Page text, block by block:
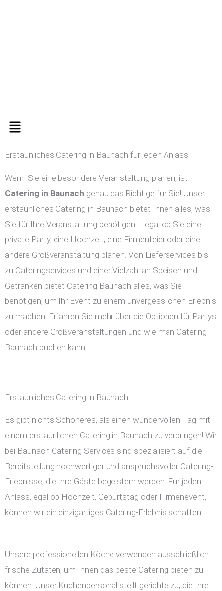
Menü
Erstaunliches Catering in Baunach für jeden Anlass
Wenn Sie eine besondere Veranstaltung planen, ist
Catering in Baunach genau das Richtige für Sie! Unser
erstaunliches Catering in Baunach bietet Ihnen alles, was
Sie für Ihre Veranstaltung benötigen – egal ob Sie eine
private Party, eine Hochzeit, eine Firmenfeier oder eine
andere Großveranstaltung planen. Von Lieferservices bis
zu Cateringservices und einer Vielzahl an Speisen und
Getränken bietet Catering Baunach alles, was Sie
benötigen, um Ihr Event zu einem unvergesslichen Erlebnis
zu machen! Erfahren Sie mehr über die Optionen für Partys
oder andere Großveranstaltungen und wie man Catering
Baunach buchen kann!
Erstaunliches Catering in Baunach
Es gibt nichts Schöneres, als einen wundervollen Tag mit
einem erstaunlichen Catering in Baunach zu verbringen! Wir
bei Baunach Catering Services sind spezialisiert auf die
Bereitstellung hochwertiger und anspruchsvoller Catering-
Erlebnisse, die Ihre Gäste begeistern werden. Für jeden
Anlass, egal ob Hochzeit, Geburtstag oder Firmenevent,
können wir ein einzigartiges Catering-Erlebnis schaffen.
Unsere professionellen Köche verwenden ausschließlich
frische Zutaten, um Ihnen das beste Catering bieten zu
können. Unser Küchenpersonal stellt gerichte zu, die Ihre